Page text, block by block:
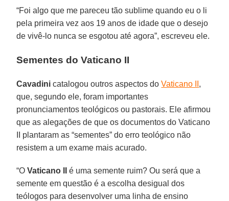
“Foi algo que me pareceu tão sublime quando eu o li
pela primeira vez aos 19 anos de idade que o desejo
de vivê-lo nunca se esgotou até agora”, escreveu ele.
Sementes do Vaticano II
Cavadini catalogou outros aspectos doVaticano II ,
que, segundo ele, foram importantes
pronunciamentos teológicos ou pastorais. Ele afirmou
que as alegações de que os documentos do Vaticano
II plantaram as “sementes” do erro teológico não
resistem a um exame mais acurado.
“OVaticano II
é uma semente ruim? Ou será que a
semente em questão é a escolha desigual dos
teólogos para desenvolver uma linha de ensino